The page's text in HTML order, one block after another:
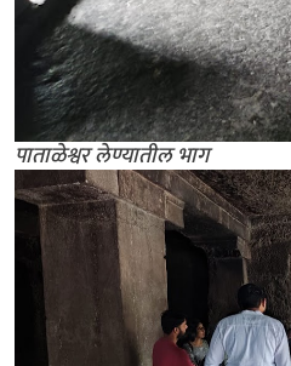
पाताळेश्वर लेण्यातील भाग